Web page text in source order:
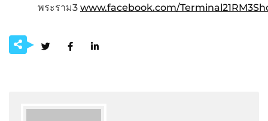
พระราม3 www.facebook.com/